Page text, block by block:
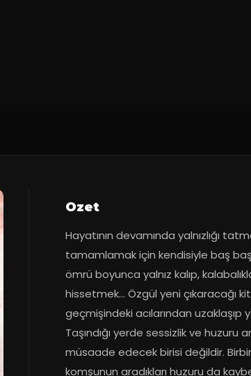
Ozet
Hayatının devamında yalnızlığı
tamamlamak için kendisiyle baş
ömrü boyunca yalnız kalıp,
hissetmek… Özgül yeni çıkaracağı
geçmişindeki acılarından uzaklaşıp
Taşındığı yerde sessizlik ve huzuru
müsaade edecek birisi değildir.
komşunun aradıkları huzuru da